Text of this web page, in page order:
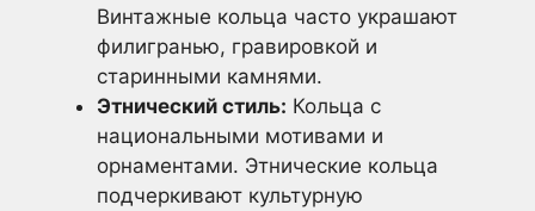
Винтажные кольца часто украшают
филигранью, гравировкой и
старинными камнями.
Этнический стиль: Кольца с
национальными мотивами и
орнаментами. Этнические кольца
подчеркивают культурную